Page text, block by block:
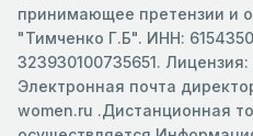
принимающее претензии и
"Тимченко Г.Б". ИНН:
323930100735651.
Электронная почта
women.ru .Дистанционная